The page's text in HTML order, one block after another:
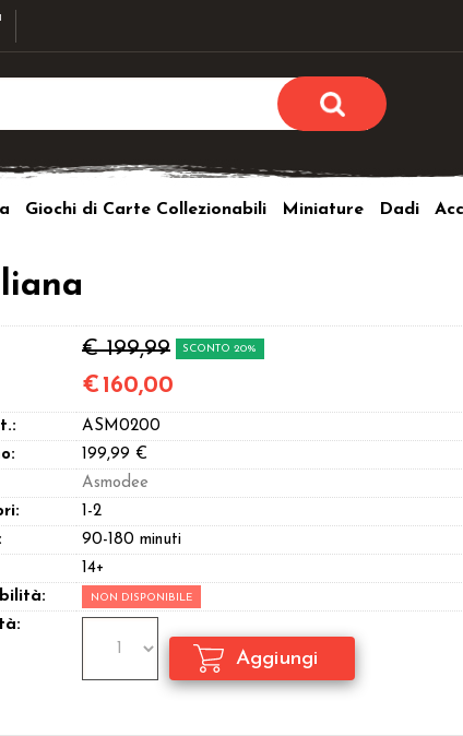
utente e la
Giochi di Carte Collezionabili Miniature Dadi
€ 199,99 SCONTO 20%
€ 160,00
ASM0200
199,99 €
Asmodee
1-2
90-180 minuti
14+
NON DISPONIBILE